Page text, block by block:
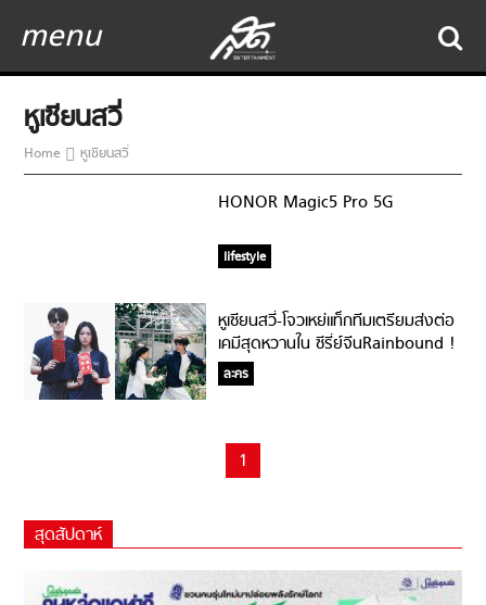
menu
หูเซียนสวี่
Home หูเซียนสวี่
HONOR Magic5 Pro 5G
lifestyle
หูเซียนสวี่-โจวเหย่แท็กทีมเตรียมส่งต่อ
เคมีสุดหวานใน ซีรี่ย์จีนRainbound !
ละคร
1
สุดสัปดาห์